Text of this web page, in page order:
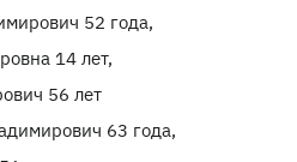
52 года,
14 лет,
56 лет
63 года,